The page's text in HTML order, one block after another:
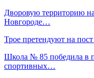
Дворовую территорию
Новгороде…
Трое претендуют на
Школа № 85 победила в
спортивных…